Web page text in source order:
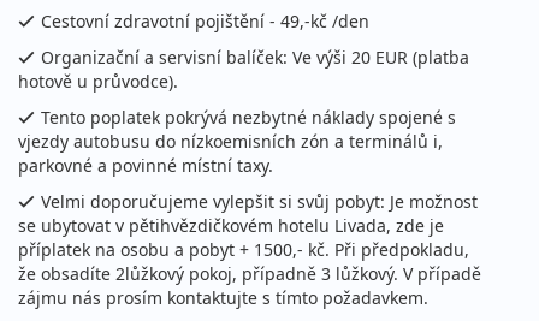
Cestovní zdravotní pojištění - 49,-kč /den
Organizační a servisní balíček: Ve výši 20 EUR (platba
hotově u průvodce).
Tento poplatek pokrývá nezbytné náklady spojené s
vjezdy autobusu do nízkoemisních zón a terminálů i,
parkovné a povinné místní taxy.
Velmi doporučujeme vylepšit si svůj pobyt: Je možnost
se ubytovat v pětihvězdičkovém hotelu Livada, zde je
příplatek na osobu a pobyt + 1500,- kč. Při předpokladu,
že obsadíte 2lůžkový pokoj, případně 3 lůžkový. V případě
zájmu nás prosím kontaktujte s tímto požadavkem.